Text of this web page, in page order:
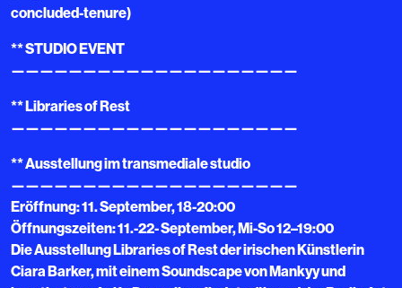
concluded-tenure)
** STUDIO EVENT
————————————————————
** Libraries of Rest
————————————————————
** Ausstellung im transmediale studio
————————————————————
Eröffnung: 11. September, 18-20:00
Öffnungszeiten: 11.-22- September, Mi-So 12–19:00
Die Ausstellung Libraries of Rest der irischen Künstlerin
Ciara Barker, mit einem Soundscape von Mankyy und